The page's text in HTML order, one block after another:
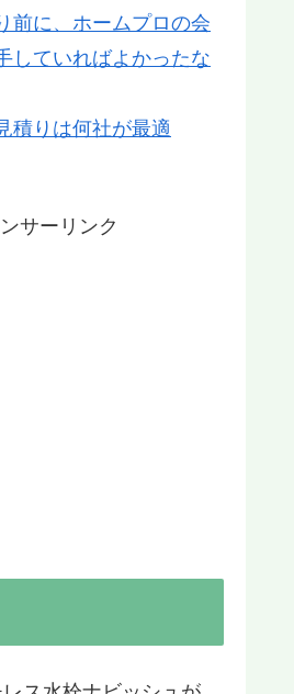
前に、ホームプロの会
していればよかったな
積りは何社が最適
サーリンク